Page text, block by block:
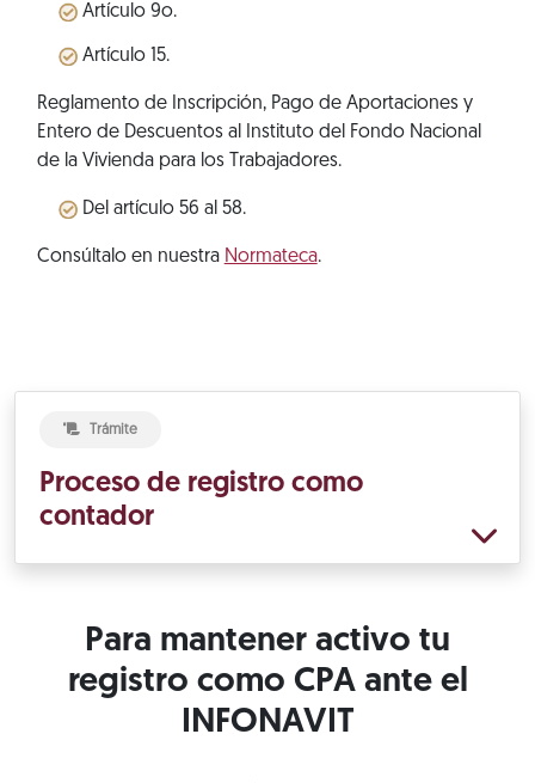
Artículo 9o.
Artículo 15.
Reglamento de Inscripción, Pago de Aportaciones y
Entero de Descuentos al Instituto del Fondo Nacional
de la Vivienda para los Trabajadores.
Del artículo 56 al 58.
Consúltalo en nuestra Normateca.
Trámite
Proceso de registro como
contador
Para mantener activo tu
registro como CPA ante el
INFONAVIT